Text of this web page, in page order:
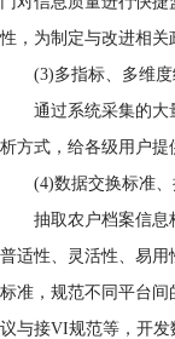
性，为制定与改进相关
(3)多指标、多维
通过系统采集的大
析方式，给各级用户提
(4)数据交换标准
抽取农户档案信息
普适性、灵活性、易
标准，规范不同平台
议与接VI规范等，开发